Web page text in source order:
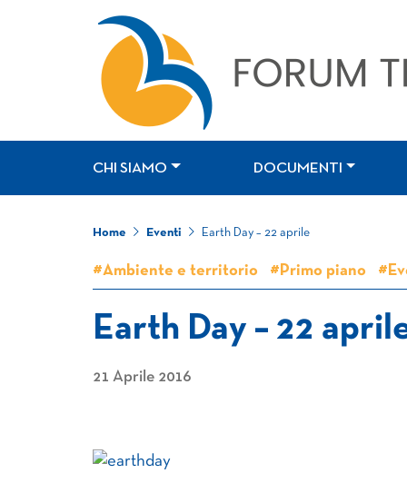
CHI SIAMO DOCUMENTI
Home Eventi Earth Day – 22 aprile
#Ambiente e territorio #Primo piano
Earth Day – 22
21 Aprile 2016